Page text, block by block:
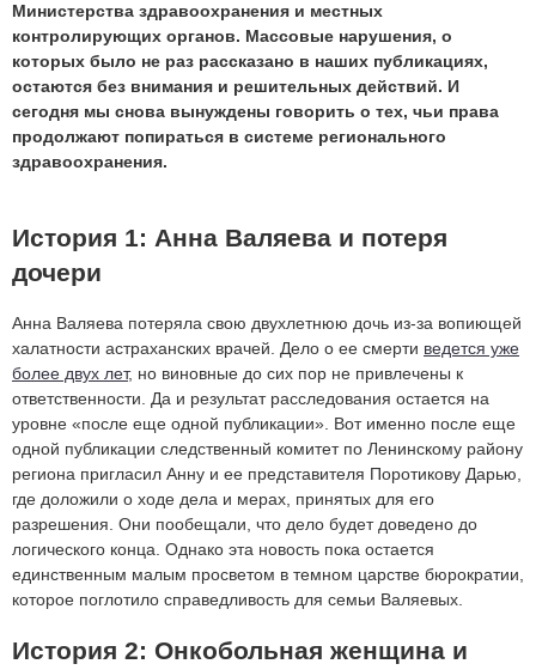
Министерства здравоохранения и местных
контролирующих органов. Массовые нарушения, о
которых было не раз рассказано в наших публикациях,
остаются без внимания и решительных действий. И
сегодня мы снова вынуждены говорить о тех, чьи права
продолжают попираться в системе регионального
здравоохранения.
История 1: Анна Валяева и потеря
дочери
Анна Валяева потеряла свою двухлетнюю дочь из-за вопиющей
халатности астраханских врачей. Дело о ее смерти ведется уже
более двух лет, но виновные до сих пор не привлечены к
ответственности. Да и результат расследования остается на
уровне «после еще одной публикации». Вот именно после еще
одной публикации следственный комитет по Ленинскому району
региона пригласил Анну и ее представителя Поротикову Дарью,
где доложили о ходе дела и мерах, принятых для его
разрешения. Они пообещали, что дело будет доведено до
логического конца. Однако эта новость пока остается
единственным малым просветом в темном царстве бюрократии,
которое поглотило справедливость для семьи Валяевых.
История 2: Онкобольная женщина и